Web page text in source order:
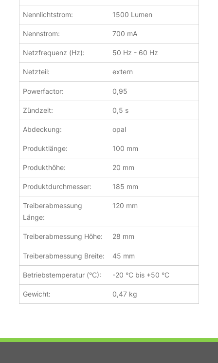
Nennlichtstrom: 1500 Lumen
Nennstrom: 700 mA
Netzfrequenz (Hz): 50 Hz - 60 Hz
Netzteil: extern
Powerfactor: 0,95
Zündzeit: 0,5 s
Abdeckung: opal
Produktlänge: 100 mm
Produkthöhe: 20 mm
Produktdurchmesser: 185 mm
Treiberabmessung
Länge:
120 mm
Treiberabmessung Höhe: 28 mm
Treiberabmessung Breite: 45 mm
Betriebstemperatur (°C): -20 °C bis +50 °C
Gewicht: 0,47 kg